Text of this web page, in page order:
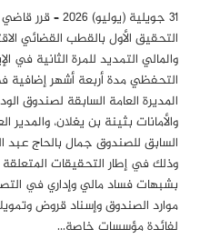
31 جويلية (يوليو) 2026 – قرر قاضي
التحقيق الأول بالقطب القضائي
والمالي التمديد للمرة الثانية في
التحفظي مدة أربعة أشهر
المديرة العامة السابقة لصندوق
والأمانات بثينة بن يغلان، والمدير
السابق للصندوق جمال بالحاج عبد
وذلك في إطار التحقيقات المتعلقة
بشبهات فساد مالي وإداري في
موارد الصندوق وإسناد قروض
لفائدة مؤسسات خاصة…